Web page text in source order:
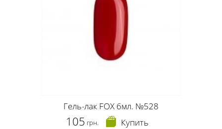
Гель-лак FOX 6мл. №528
105 грн. Купить